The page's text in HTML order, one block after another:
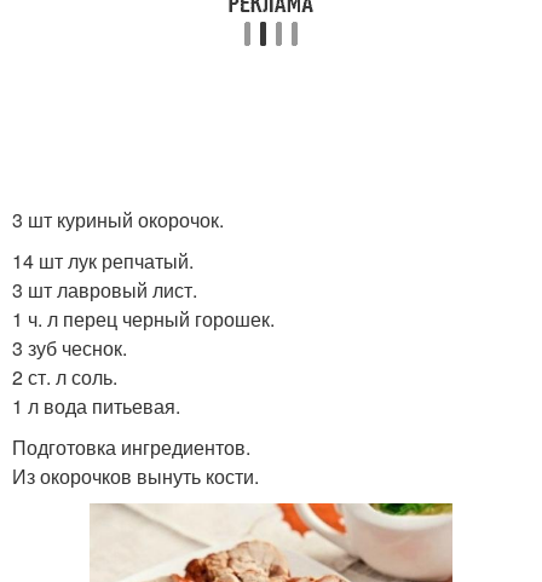
3 шт куриный окорочок.
14 шт лук репчатый.
3 шт лавровый лист.
1 ч. л перец черный горошек.
3 зуб чеснок.
2 ст. л соль.
1 л вода питьевая.
Подготовка ингредиентов.
Из окорочков вынуть кости.